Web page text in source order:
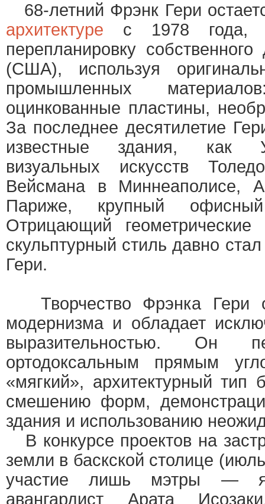
68-летний Фрэнк Гери
архитектуре с 1978 года,
перепланировку
(США), используя
промышленных
оцинкованные пластины,
За последнее десятилетие
известные здания, как
визуальных искусств
Вейсмана в Миннеаполисе,
Париже, крупный
Отрицающий
скульптурный стиль давно
Гери.
Творчество Фрэнка Гери
модернизма и обладает
выразительностью. Он
ортодоксальным прямым
«мягкий», архитектурный тип
смешению форм,
здания и использованию
В конкурсе проектов на
земли в баскской столице
участие лишь мэтры —
авангардист Арата